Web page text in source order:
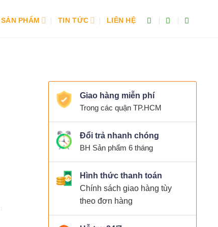
SẢN PHẨM TIN TỨC LIÊN HỆ
Giao hàng miễn phí
Trong các quận TP.HCM
Đổi trả nhanh chóng
BH Sản phẩm 6 tháng
Hình thức thanh toán
Chính sách giao hàng tùy
theo đơn hàng